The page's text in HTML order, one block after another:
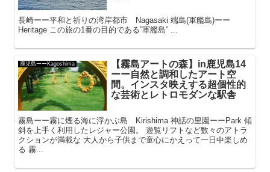
長崎ーー平和と祈りの湾岸都市 Nagasaki 端島(軍艦島)ーー
Heritage この旅の1番の目的である”軍艦島” ...
鹿児島ーーKagoshima
【霧島アートの森】in鹿児島14
ーー自然と調和したアート空
間。インスタ映えする超個性的
な芸術とレトロモダンな駅舎
霧島ーー霧に煙る海に浮かぶ島 Kirishima 神話の里園ーーPark 傾
斜を上手く利用したレジャー公園。 遊覧リフトなど数々のアトラ
クションが満載な 大人から子供まで童心にかえって一日中楽しめ
る 霧...